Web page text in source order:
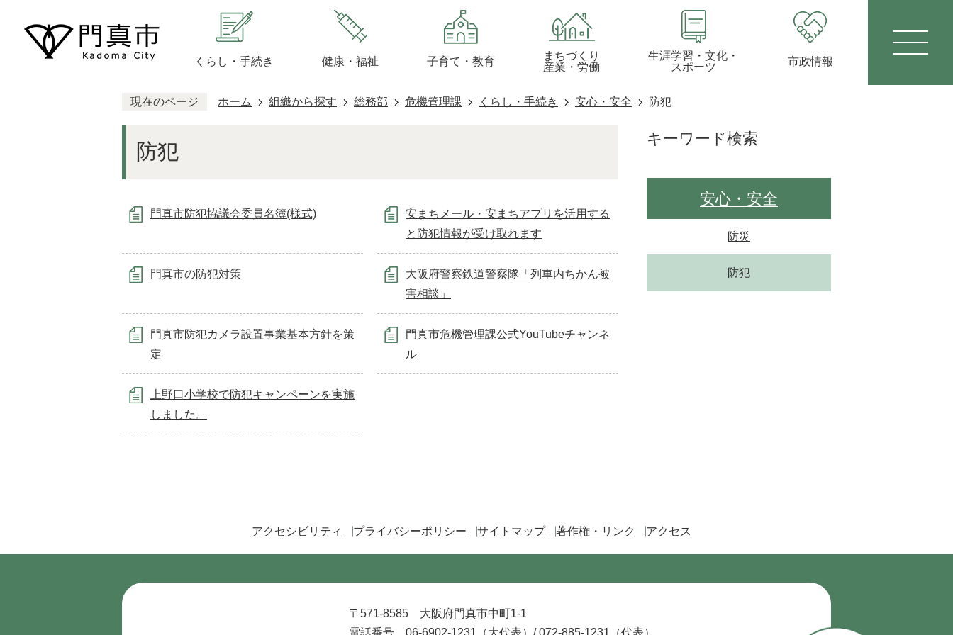
くらし・手続き 健康・福祉 子育て・教育
まちづくり
産業・労働
生涯学習・文化・
スポーツ
市政情報
現在のページ ホーム 組織から探す 総務部 危機管理課 くらし・手続き 安心・安全 防犯
防犯
門真市防犯協議会委員名簿(様式)
安まちメール・安まちアプリを活用する
と防犯情報が受け取れます
門真市の防犯対策
大阪府警察鉄道警察隊「列車内ちかん被
害相談」
門真市防犯カメラ設置事業基本方針を策
定
門真市危機管理課公式YouTubeチャンネ
ル
上野口小学校で防犯キャンペーンを実施
しました。
キーワード検索
安心・安全
防災
防犯
アクセシビリティ プライバシーポリシー サイトマップ 著作権・リンク アクセス
〒571-8585 大阪府門真市中町1-1
電話番号 06-6902-1231（大代表）/072-885-1231（代表）